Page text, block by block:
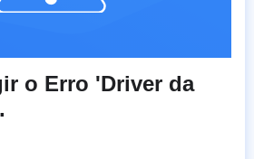
o Erro 'Driver da